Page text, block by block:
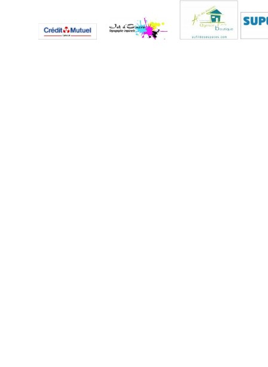
Visitez les sites de nos partenaires. Ils vous réserveront le